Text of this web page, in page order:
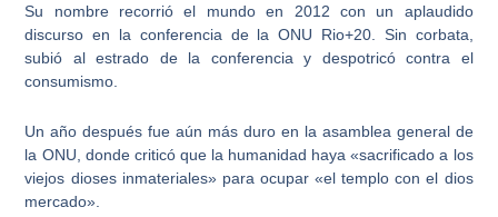
Su nombre recorrió el mundo en 2012 con un aplaudido
discurso en la conferencia de laONU Rio+20. Sin corbata,
subió al estrado de la conferencia y despotricó contra el
consumismo.
Un año después fue aún más duro en la asamblea general de
la ONU, donde criticó que la humanidad haya «sacrificado a los
viejos dioses inmateriales»para ocupar «el templo con el dios
mercado».